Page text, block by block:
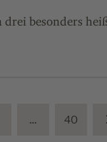
besonders
… 40